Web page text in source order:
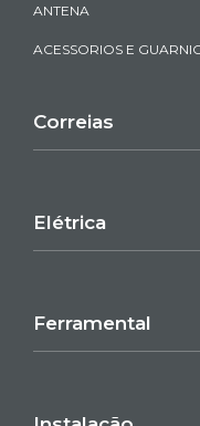
ANTENA
ACESSORIOS E
Correias
Elétrica
Ferramental